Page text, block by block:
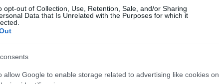
opt-out of Collection, Use, Retention, Sale, and/or Sharing
Data that Is Unrelated with the Purposes for which it
allow Google to enable storage related to advertising like cookies on
essere un potente strumento di
vintage ma al contempo moderno, ha fatto
fortuna di vederlo dal vivo.
Dior